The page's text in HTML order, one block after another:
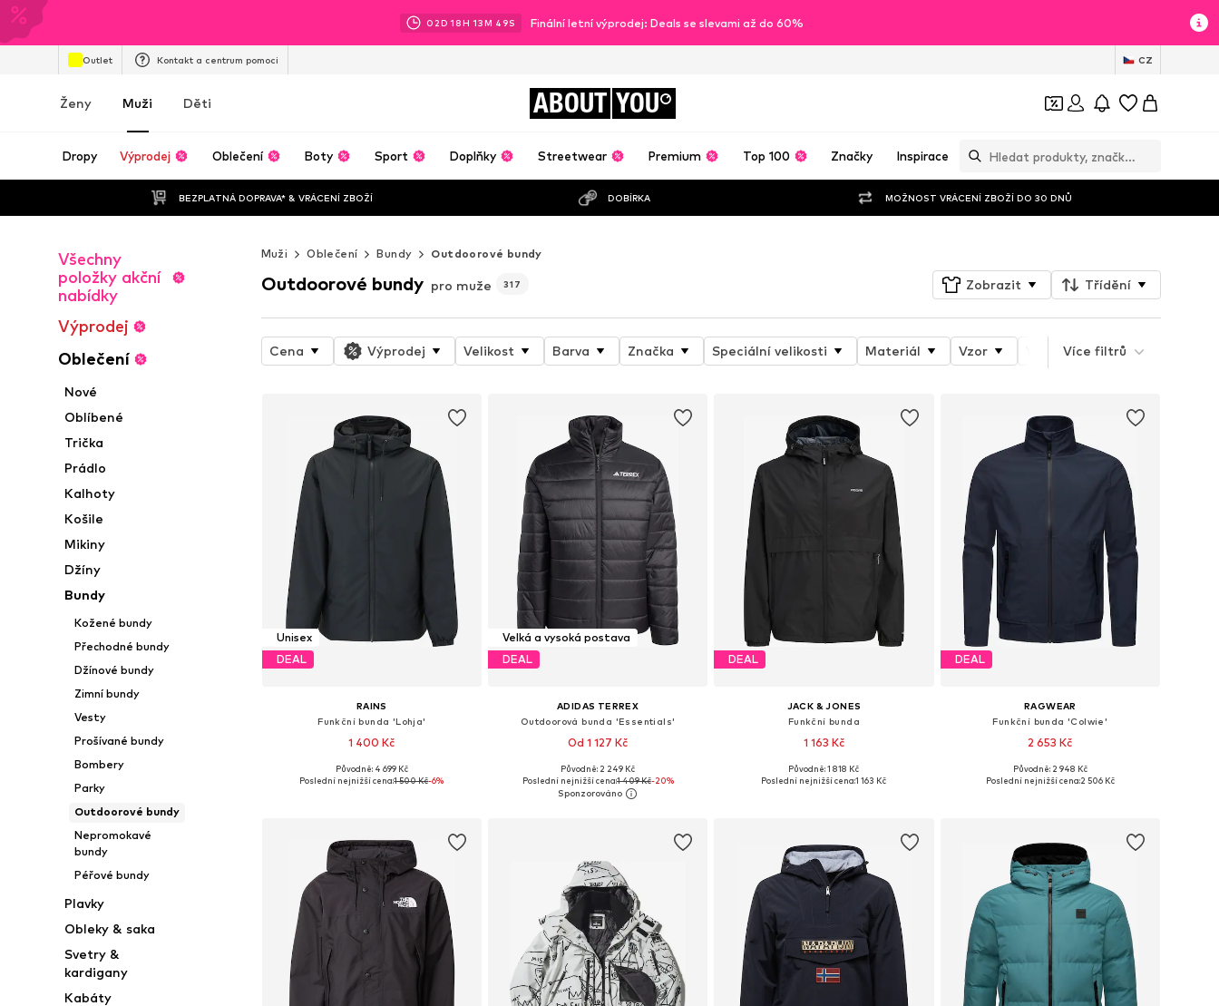
02D 18H 13M 47S Finální letní výprodej: Deals se slevami až do 60%
Outlet Kontakt a centrum pomoci CZ
Ženy Muži Děti ABOUT YOU
Dropy Výprodej Oblečení Boty Sport Doplňky Streetwear Premium Top 100 Značky Inspirace
BEZPLATNÁ DOPRAVA* & VRÁCENÍ ZBOŽÍ DOBÍRKA MOŽNOST VRÁCENÍ ZBOŽÍ DO 30 DNŮ
Všechny
položky akční
nabídky
Výprodej
Oblečení
Nové
Oblíbené
Trička
Prádlo
Kalhoty
Košile
Mikiny
Džíny
Bundy
Kožené bundy
Přechodné bundy
Džínové bundy
Zimní bundy
Vesty
Prošívané bundy
Bombery
Parky
Outdoorové bundy
Nepromokavé
bundy
Péřové bundy
Plavky
Obleky & saka
Svetry &
kardigany
Kabáty
Muži Oblečení Bundy Outdoorové bundy
Outdoorové bundy pro muže 317 Zobrazit Třídění
Cena Výprodej Velikost Barva Značka Speciální velikosti Materiál Vzor Vlastnosti produktu
Více filtrů
Unisex
DEAL
RAINS
Funkční bunda 'Lohja'
1 400 Kč
Dostupné velikosti: S, M, L, XL, XXL
Původně: 4 699 Kč
Poslední nejnižší cena:1 500 Kč-6%
Velká a vysoká postava
DEAL
ADIDAS TERREX
Outdoorová bunda 'Essentials'
Od 1 127 Kč
Přidat do košíku
Původně: 2 249 Kč
Poslední nejnižší cena:1 409 Kč-20%
DEAL
JACK & JONES
Funkční bunda
1 163 Kč
Dostupné velikosti: M, L, XL, XXL
Původně: 1 818 Kč
Poslední nejnižší cena:1 163 Kč
DEAL
RAGWEAR
Funkční bunda 'Colwie'
2 653 Kč
+ 3
Dostupné velikosti: S, M, L, XL, XXXL
Původně: 2 948 Kč
Poslední nejnižší cena:2 506 Kč